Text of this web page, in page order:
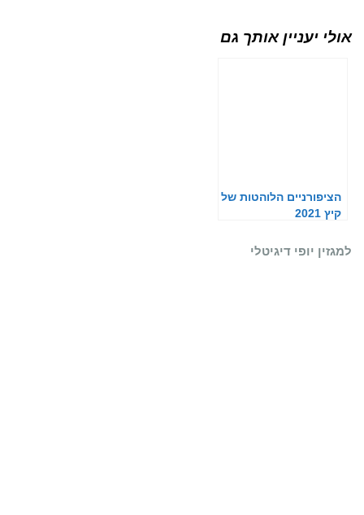
אולי יעניין אותך גם
הציפורניים הלוהטות של
קיץ 2021
למגזין יופי דיגיטלי